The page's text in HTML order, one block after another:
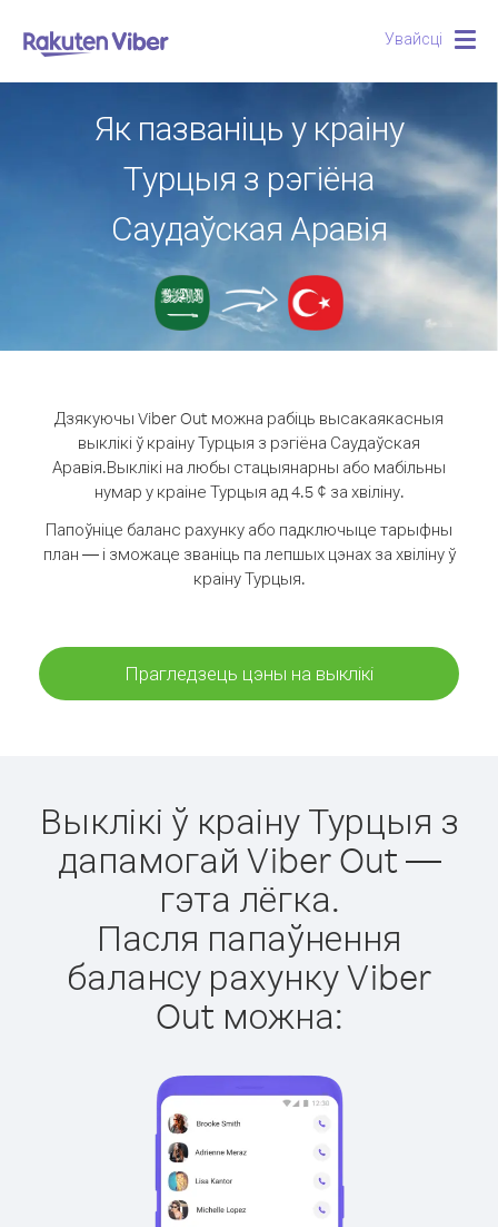
Увайсці
Як пазваніць у краіну
Турцыя з рэгіёна
Саудаўская Аравія
Дзякуючы Viber Out можна рабіць высакаякасныя
выклікі ў краіну Турцыя з рэгіёна Саудаўская
Аравія.Выклікі на любы стацыянарны або мабільны
нумар у краіне Турцыя ад 4.5 ¢ за хвіліну.
Папоўніце баланс рахунку або падключыце тарыфны
план — і зможаце званіць па лепшых цэнах за хвіліну ў
краіну Турцыя.
Прагледзець цэны на выклікі
Выклікі ў краіну Турцыя з
дапамогай Viber Out —
гэта лёгка.
Пасля папаўнення
балансу рахунку Viber
Out можна: